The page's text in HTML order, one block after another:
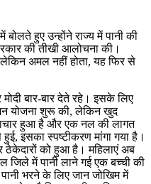
हुए उन्होंने राज्य में पानी की
की तीखी आलोचना की।
लेकिन अमल नहीं होता, यह फिर से
बार-बार देते रहे। इसके लिए
योजना शुरू की, लेकिन खुद
हुआ है और एक नल की लागत
इसका स्पष्टीकरण मांगा गया है।
ठेकेदारों को हुआ है। महिलाएं अब
जिले में पानी लाने गई एक बच्ची की
भरने के लिए जान जोखिम में